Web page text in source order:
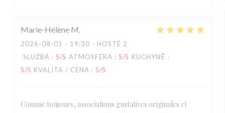
Marie-Hélène M
2026-08-01 - 19:30 - HOSTÉ 2
SLUŽBA : 5/5 ATMOSFÉRA : 5/5 KUCHYNĚ :
5/5 KVALITA / CENA : 5/5
Comme toujours, associations gustatives originales et